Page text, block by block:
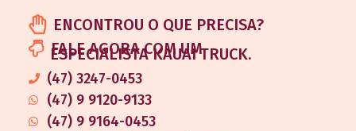
ENCONTROU O QUE PRECISA?
FALE AGORA COM UM
ESPECIALISTA KAUAI TRUCK.
(47) 3247-0453
(47) 9 9120-9133
(47) 9 9164-0453